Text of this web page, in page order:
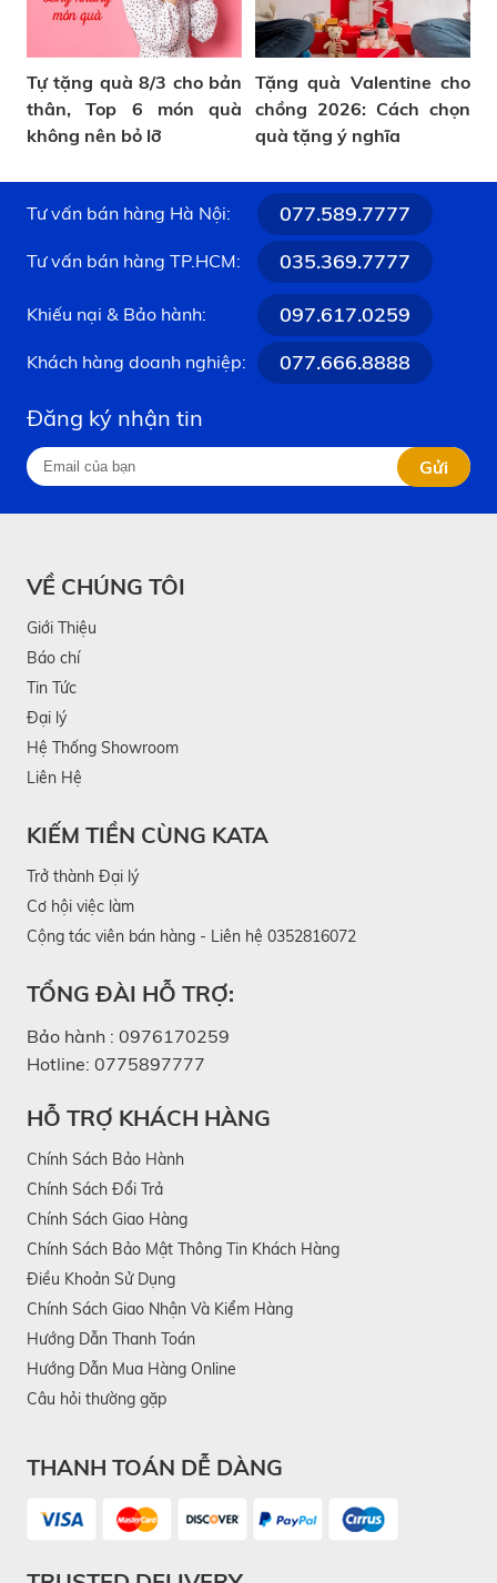
Tự tặng quà 8/3 cho bản
thân, Top 6 món quà
không nên bỏ lỡ
Tặng quà Valentine cho
chồng 2026: Cách chọn
quà tặng ý nghĩa
Tư vấn bán hàng Hà Nội: 077.589.7777
Tư vấn bán hàng TP.HCM: 035.369.7777
Khiếu nại & Bảo hành: 097.617.0259
Khách hàng doanh nghiệp: 077.666.8888
Đăng ký nhận tin
Gửi
VỀ CHÚNG TÔI
Giới Thiệu
Báo chí
Tin Tức
Đại lý
Hệ Thống Showroom
Liên Hệ
KIẾM TIỀN CÙNG KATA
Trở thành Đại lý
Cơ hội việc làm
Cộng tác viên bán hàng - Liên hệ 0352816072
TỔNG ĐÀI HỖ TRỢ:
Bảo hành : 0976170259
Hotline: 0775897777
HỖ TRỢ KHÁCH HÀNG
Chính Sách Bảo Hành
Chính Sách Đổi Trả
Chính Sách Giao Hàng
Chính Sách Bảo Mật Thông Tin Khách Hàng
Điều Khoản Sử Dụng
Chính Sách Giao Nhận Và Kiểm Hàng
Hướng Dẫn Thanh Toán
Hướng Dẫn Mua Hàng Online
Câu hỏi thường gặp
THANH TOÁN DỄ DÀNG